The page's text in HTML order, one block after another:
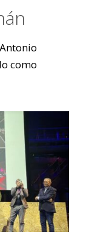
como